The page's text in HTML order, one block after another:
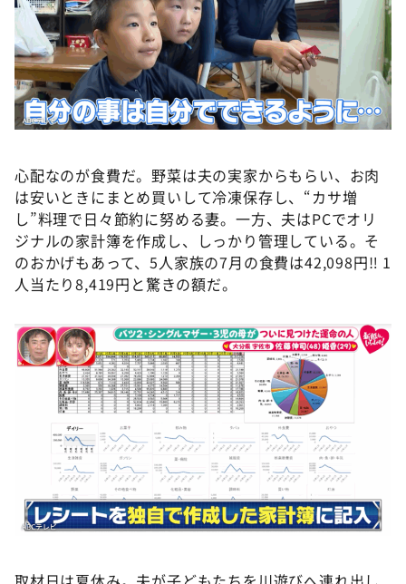
心配なのが食費だ。野菜は夫の実家からもらい、お肉
は安いときにまとめ買いして冷凍保存し、“カサ増
し”料理で日々節約に努める妻。一方、夫はPCでオリ
ジナルの家計簿を作成し、しっかり管理している。そ
のおかげもあって、5人家族の7月の食費は42,098円‼ 1
人当たり8,419円と驚きの額だ。